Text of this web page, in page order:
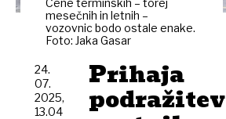
Cene terminskih – torej
mesečnih in letnih –
vozovnic bodo ostale enake.
Foto: Jaka Gasar
Prihaja
podražitev
24.
07.
2025,
13.04